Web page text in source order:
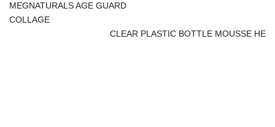
MEGNATURALS AGE GUARD
COLLAGE
CLEAR PLASTIC BOTTLE MOUSSE HE